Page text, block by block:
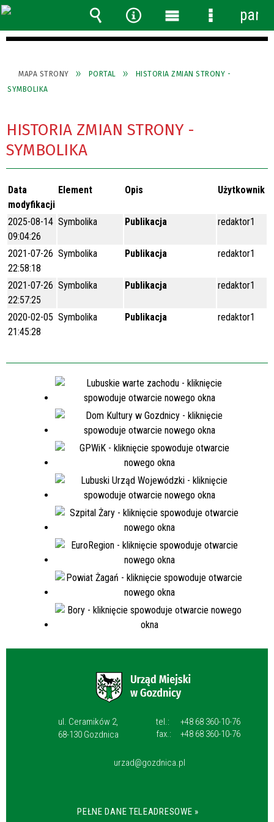
MAPA STRONY PORTAL
HISTORIA ZMIAN STRONY -
SYMBOLIKA
HISTORIA ZMIAN STRONY -
SYMBOLIKA
Data
modyfikacji
Element Opis Użytkownik
2025-08-14
09:04:26
Symbolika Publikacja redaktor1
2021-07-26
22:58:18
Symbolika Publikacja redaktor1
2021-07-26
22:57:25
Symbolika Publikacja redaktor1
2020-02-05
21:45:28
Symbolika Publikacja redaktor1
ul. Ceramików 2,
68-130 Gozdnica
tel.:
+48 68 360-10-76
fax.:
+48 68 360-10-76
urzad@gozdnica.pl
PEŁNE DANE TELEADRESOWE »
Wyszukiwarka
Narzędzia
Menu Menu
panel